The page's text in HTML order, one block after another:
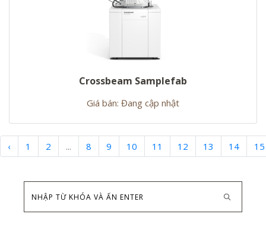
Crossbeam Samplefab
Giá bán: Đang cập nhật
‹ 1 2 ... 8 9 10 11 12 13 14 15